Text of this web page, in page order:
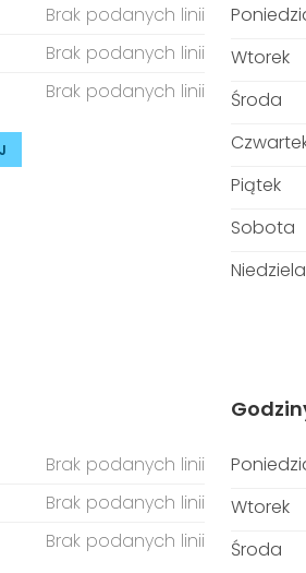
Brak podanych linii
Brak podanych linii
Brak podanych linii
Wtorek
Środa
Piątek
Sobota
Niedziela
Brak podanych linii
Brak podanych linii
Brak podanych linii
Wtorek
Środa